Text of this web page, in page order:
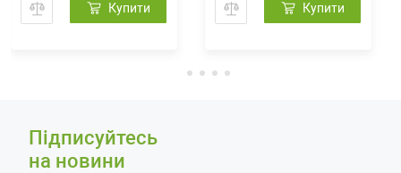
Купити Купити
Підписуйтесь
на новини